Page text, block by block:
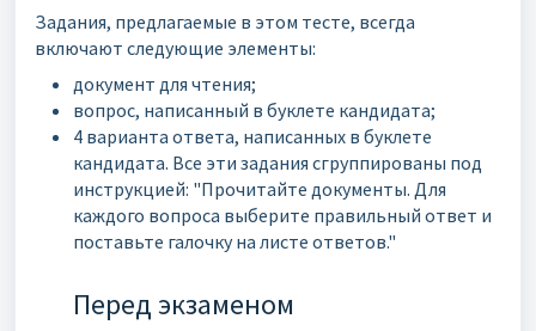
Задания, предлагаемые в этом тесте, всегда
включают следующие элементы:
документ для чтения;
вопрос, написанный в буклете кандидата;
4 варианта ответа, написанных в буклете
кандидата. Все эти задания сгруппированы под
инструкцией: "Прочитайте документы. Для
каждого вопроса выберите правильный ответ и
поставьте галочку на листе ответов."
Перед экзаменом